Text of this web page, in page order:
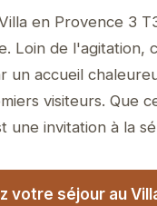
en Provence 3
Loin de
un accueil
visiteurs. Que
une invitation à la
votre séjour au